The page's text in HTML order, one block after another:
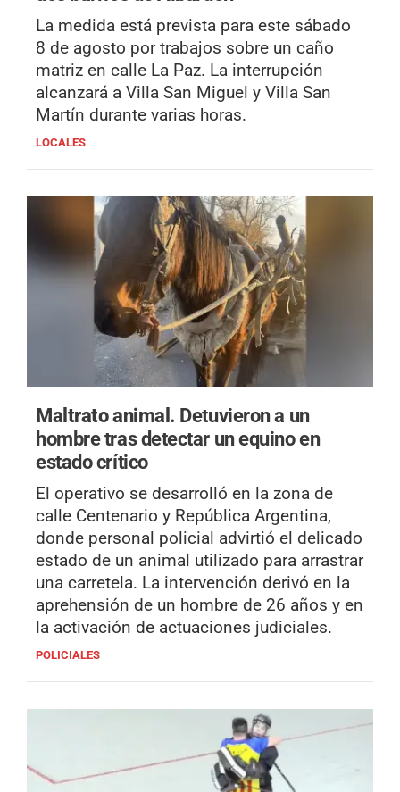
La medida está prevista para este sábado
8 de agosto por trabajos sobre un caño
matriz en calle La Paz. La interrupción
alcanzará a Villa San Miguel y Villa San
Martín durante varias horas.
LOCALES
Maltrato animal. Detuvieron a un
hombre tras detectar un equino en
estado crítico
El operativo se desarrolló en la zona de
calle Centenario y República Argentina,
donde personal policial advirtió el delicado
estado de un animal utilizado para arrastrar
una carretela. La intervención derivó en la
aprehensión de un hombre de 26 años y en
la activación de actuaciones judiciales.
POLICIALES